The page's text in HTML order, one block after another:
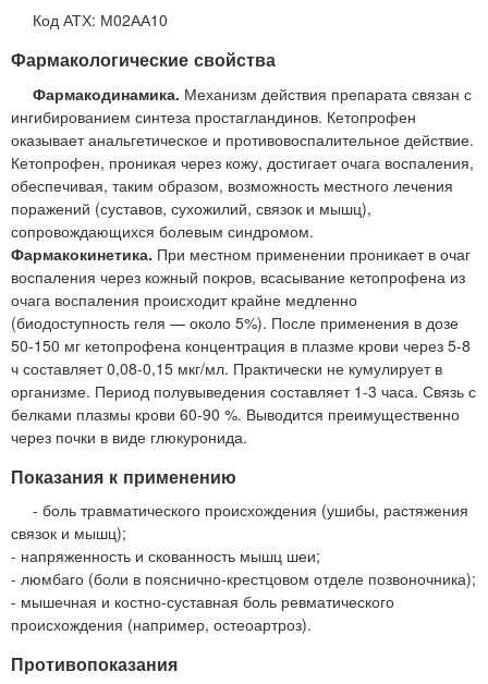
Код АТХ: М02АА10
Фармакологические свойства
Фармакодинамика. Механизм действия препарата связан с
ингибированием синтеза простагландинов. Кетопрофен
оказывает анальгетическое и противовоспалительное действие.
Кетопрофен, проникая через кожу, достигает очага воспаления,
обеспечивая, таким образом, возможность местного лечения
поражений (суставов, сухожилий, связок и мышц),
сопровождающихся болевым синдромом.
Фармакокинетика. При местном применении проникает в очаг
воспаления через кожный покров, всасывание кетопрофена из
очага воспаления происходит крайне медленно
(биодоступность геля — около 5%). После применения в дозе
50-150 мг кетопрофена концентрация в плазме крови через 5-8
ч составляет 0,08-0,15 мкг/мл. Практически не кумулирует в
организме. Период полувыведения составляет 1-3 часа. Связь с
белками плазмы крови 60-90 %. Выводится преимущественно
через почки в виде глюкуронида.
Показания к применению
- боль травматического происхождения (ушибы, растяжения
связок и мышц);
- напряженность и скованность мышц шеи;
- люмбаго (боли в пояснично-крестцовом отделе позвоночника);
- мышечная и костно-суставная боль ревматического
происхождения (например, остеоартроз).
Противопоказания